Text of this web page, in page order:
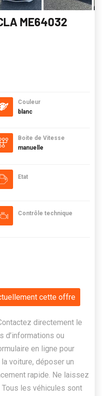
ME64032
Couleur
blanc
Boite de Vitesse
manuelle
Etat
Contrôle technique
cette offre
directement le
d’informations ou
en ligne pour
voiture, déposer un
rapide. Ne laissez
les véhicules sont